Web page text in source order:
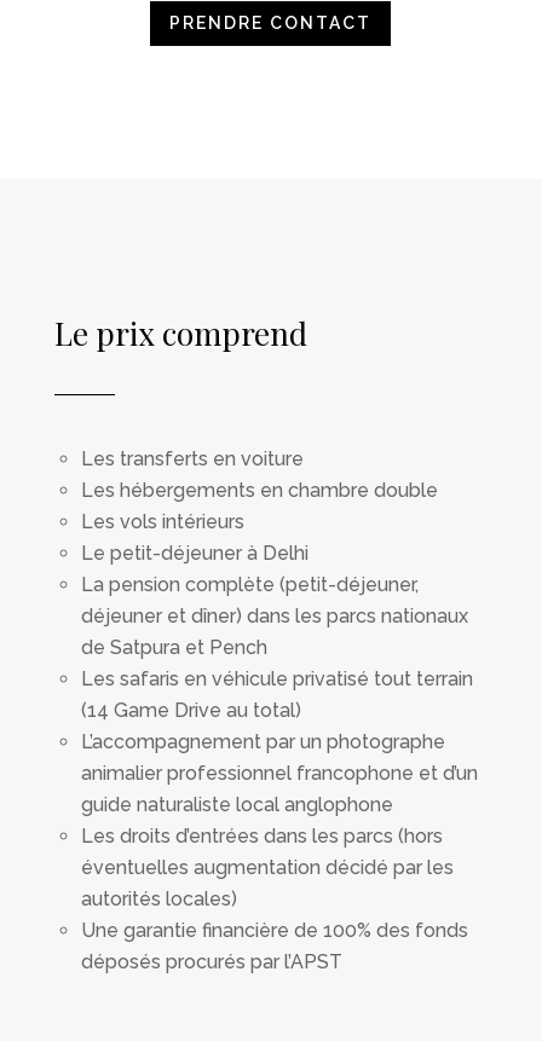
PRENDRE CONTACT
Le prix comprend
Les transferts en voiture
Les hébergements en chambre double
Les vols intérieurs
Le petit-déjeuner à Delhi
La pension complète (petit-déjeuner,
déjeuner et dîner) dans les parcs nationaux
de Satpura et Pench
Les safaris en véhicule privatisé tout terrain
(14 Game Drive au total)
L’accompagnement par un photographe
animalier professionnel francophone et d’un
guide naturaliste local anglophone
Les droits d’entrées dans les parcs (hors
éventuelles augmentation décidé par les
autorités locales)
Une garantie financière de 100% des fonds
déposés procurés par l’APST